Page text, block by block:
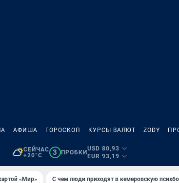
АФИША ГОРОСКОП КУРСЫ ВАЛЮТ ZODY
СЕЙЧАС
+20°C
3 ПРОБКИ
USD 80,93
EUR 93,19
«Мир» С чем люди приходят в кемеровскую